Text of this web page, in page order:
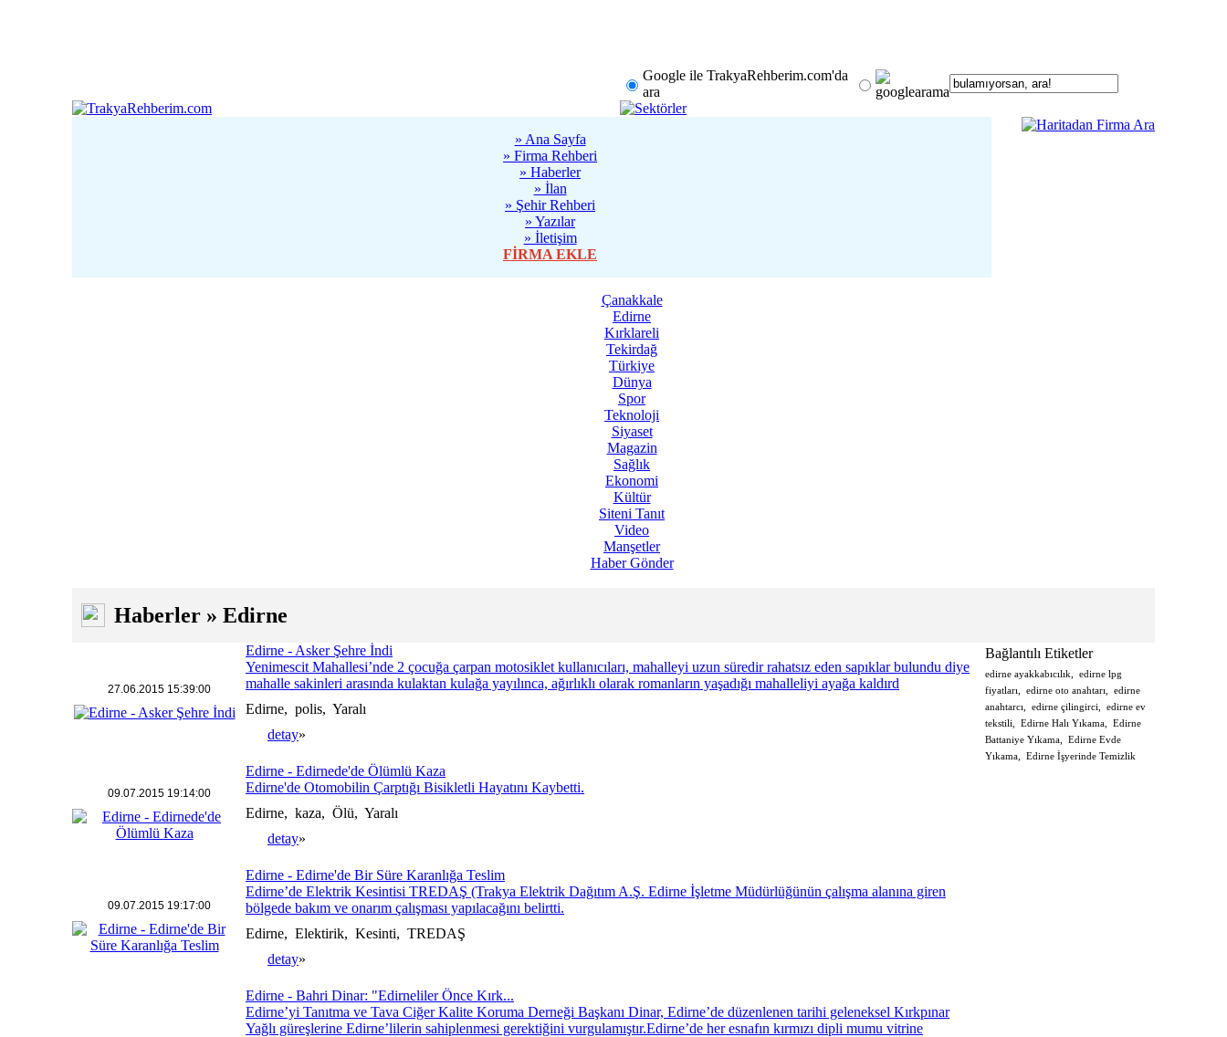
Google ile TrakyaRehberim.com'da
ara
» Ana Sayfa
» Firma Rehberi
» Haberler
» İlan
» Şehir Rehberi
» Yazılar
» İletişim
FİRMA EKLE
Çanakkale
Edirne
Kırklareli
Tekirdağ
Türkiye
Dünya
Spor
Teknoloji
Siyaset
Magazin
Sağlık
Ekonomi
Kültür
Siteni Tanıt
Video
Manşetler
Haber Gönder
Haberler » Edirne
27.06.2015 15:39:00
Edirne - Asker Şehre İndi
Yenimescit Mahallesi’nde 2 çocuğa çarpan motosiklet kullanıcıları, mahalleyi uzun süredir rahatsız eden sapıklar bulundu diye
mahalle sakinleri arasında kulaktan kulağa yayılınca, ağırlıklı olarak romanların yaşadığı mahalleliyi ayağa kaldırd
Edirne, polis, Yaralı
detay»
09.07.2015 19:14:00
Edirne - Edirnede'de Ölümlü Kaza
Edirne'de Otomobilin Çarptığı Bisikletli Hayatını Kaybetti.
Edirne, kaza, Ölü, Yaralı
detay»
09.07.2015 19:17:00
Edirne - Edirne'de Bir Süre Karanlığa Teslim
Edirne’de Elektrik Kesintisi TREDAŞ (Trakya Elektrik Dağıtım A.Ş. Edirne İşletme Müdürlüğünün çalışma alanına giren
bölgede bakım ve onarım çalışması yapılacağını belirtti.
Edirne, Elektirik, Kesinti, TREDAŞ
detay»
Edirne - Bahri Dinar: "Edirneliler Önce Kırk...
Edirne’yi Tanıtma ve Tava Ciğer Kalite Koruma Derneği Başkanı Dinar, Edirne’de düzenlenen tarihi geleneksel Kırkpınar
Yağlı güreşlerine Edirne’lilerin sahiplenmesi gerektiğini vurgulamıştır.Edirne’de her esnafın kırmızı dipli mumu vitrine
Bağlantılı Etiketler
edirne ayakkabıcılık
edirne lpg
fiyatları
edirne oto anahtarı
edirne
anahtarcı
edirne çilingirci
edirne ev
tekstili
Edirne Halı Yıkama
Edirne
Battaniye Yıkama
Edirne Evde
Yıkama
Edirne İşyerinde Temizlik